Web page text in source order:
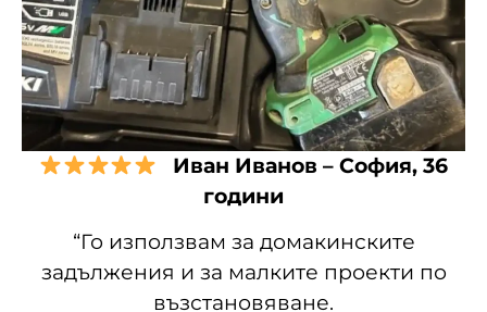
Иван Иванов – София, 36
години
“Го използвам за домакинските
задължения и за малките проекти по
възстановяване.